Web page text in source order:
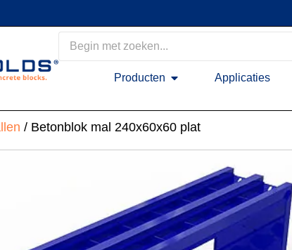
Producten Applicaties
/ Betonblok mal 240x60x60 plat